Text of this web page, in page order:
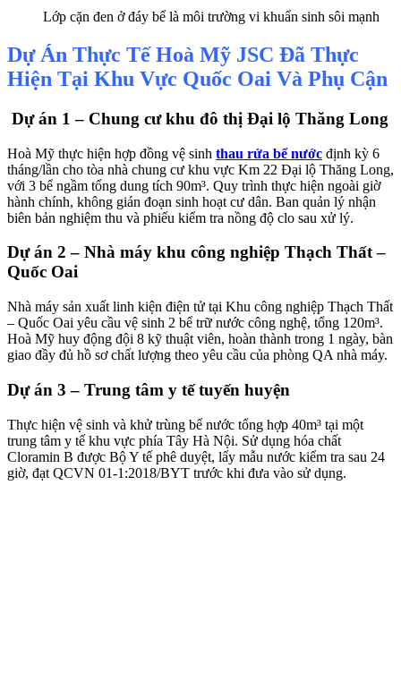
Lớp cặn đen ở đáy bể là môi trường vi khuẩn sinh sôi mạnh
Dự Án Thực Tế Hoà Mỹ JSC Đã Thực
Hiện Tại Khu Vực Quốc Oai Và Phụ Cận
Dự án 1 – Chung cư khu đô thị Đại lộ Thăng Long
Hoà Mỹ thực hiện hợp đồng vệ sinh thau rửa bể nước định kỳ 6
tháng/lần cho tòa nhà chung cư khu vực Km 22 Đại lộ Thăng Long,
với 3 bể ngầm tổng dung tích 90m³. Quy trình thực hiện ngoài giờ
hành chính, không gián đoạn sinh hoạt cư dân. Ban quản lý nhận
biên bản nghiệm thu và phiếu kiểm tra nồng độ clo sau xử lý.
Dự án 2 – Nhà máy khu công nghiệp Thạch Thất –
Quốc Oai
Nhà máy sản xuất linh kiện điện tử tại Khu công nghiệp Thạch Thất
– Quốc Oai yêu cầu vệ sinh 2 bể trữ nước công nghệ, tổng 120m³.
Hoà Mỹ huy động đội 8 kỹ thuật viên, hoàn thành trong 1 ngày, bàn
giao đầy đủ hồ sơ chất lượng theo yêu cầu của phòng QA nhà máy.
Dự án 3 – Trung tâm y tế tuyến huyện
Thực hiện vệ sinh và khử trùng bể nước tổng hợp 40m³ tại một
trung tâm y tế khu vực phía Tây Hà Nội. Sử dụng hóa chất
Cloramin B được Bộ Y tế phê duyệt, lấy mẫu nước kiểm tra sau 24
giờ, đạt QCVN 01-1:2018/BYT trước khi đưa vào sử dụng.